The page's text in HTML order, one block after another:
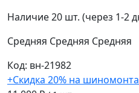
Наличие20 шт. (через 1-2
Средняя Средняя Средняя
Код: вн-21982
+Скидка 20% на